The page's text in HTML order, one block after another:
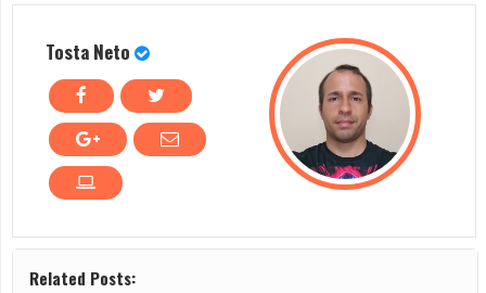
Tosta Neto
Related Posts: